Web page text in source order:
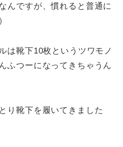
んですが、慣れると普通に
は靴下10枚というツワモノ
ふつーになってきちゃうん
り靴下を履いてきました